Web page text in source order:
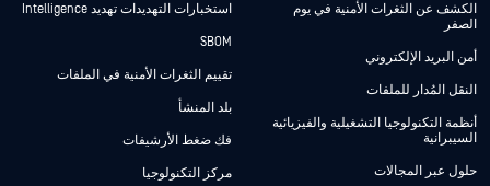
الكشف عن الثغرات الأمنية في يوم
الصفر
أمن البريد الإلكتروني
النقل المُدار للملفات
أنظمة التكنولوجيا التشغيلية والفيزيائية
السيبرانية
حلول عبر المجالات
استخبارات التهديدات تهديد Intelligence
SBOM
تقييم الثغرات الأمنية في الملفات
بلد المنشأ
فك ضغط الأرشيفات
مركز التكنولوجيا